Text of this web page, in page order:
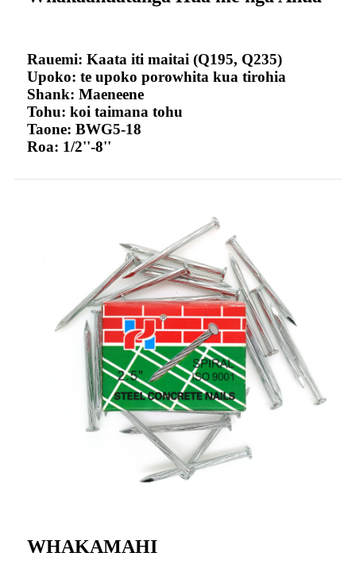
Rauemi: Kaata iti maitai (Q195, Q235)
Upoko: te upoko porowhita kua tirohia
Shank: Maeneene
Tohu: koi taimana tohu
Taone: BWG5-18
Roa: 1/2''-8''
WHAKAMAHI